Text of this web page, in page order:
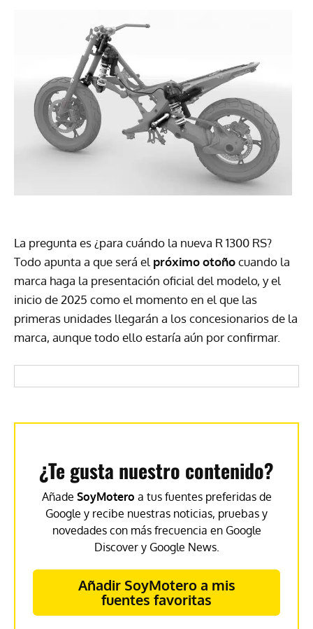
La pregunta es ¿para cuándo la nueva R 1300 RS?
Todo apunta a que será el próximo otoñocuando la
marca haga la presentación oficial del modelo, y el
inicio de 2025 como el momento en el que las
primeras unidades llegarán a los concesionarios de la
marca, aunque todo ello estaría aún por confirmar.
¿Te gusta nuestro contenido?
Añade SoyMotero a tus fuentes preferidas de
Google y recibe nuestras noticias, pruebas y
novedades con más frecuencia en Google
Discover y Google News.
Añadir SoyMotero a mis
fuentes favoritas